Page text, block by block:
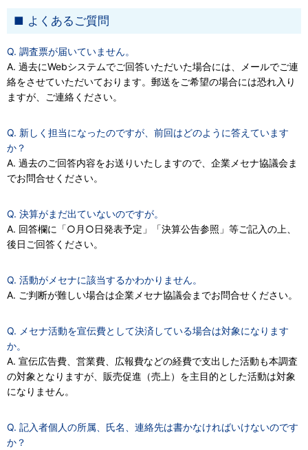
よくあるご質問
Q. 調査票が届いていません。
A. 過去にWebシステムでご回答いただいた場合には、メールでご連
絡をさせていただいております。郵送をご希望の場合には恐れ入り
ますが、ご連絡ください。
Q. 新しく担当になったのですが、前回はどのように答えています
か？
A. 過去のご回答内容をお送りいたしますので、企業メセナ協議会ま
でお問合せください。
Q. 決算がまだ出ていないのですが。
A. 回答欄に「○月○日発表予定」「決算公告参照」等ご記入の上、
後日ご回答ください。
Q. 活動がメセナに該当するかわかりません。
A. ご判断が難しい場合は企業メセナ協議会までお問合せください。
Q. メセナ活動を宣伝費として決済している場合は対象になります
か。
A. 宣伝広告費、営業費、広報費などの経費で支出した活動も本調査
の対象となりますが、販売促進（売上）を主目的とした活動は対象
になりません。
Q. 記入者個人の所属、氏名、連絡先は書かなければいけないのです
か？